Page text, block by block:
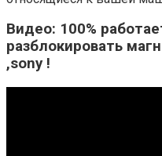
Видео: 100%
разблокировать
,sony !